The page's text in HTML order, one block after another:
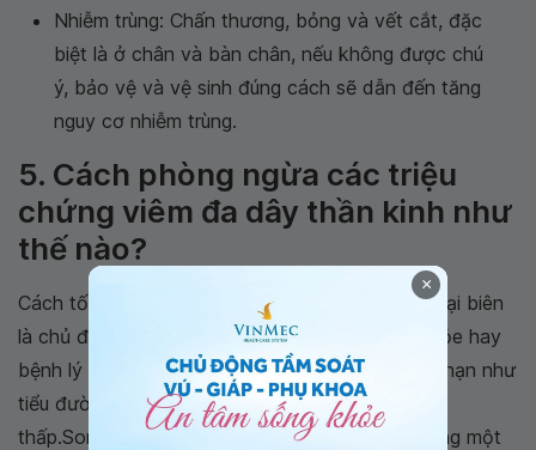
Nhiễm trùng: Chấn thương, bỏng và vết cắt, đặc
biệt là ở chân và bàn chân, nếu không được chú
ý, bảo vệ và vệ sinh đúng cách sẽ dẫn đến tăng
nguy cơ nhiễm trùng.
5. Cách phòng ngừa các triệu
chứng viêm đa dây thần kinh như
thế nào?
Cách tốt nhất để ngăn ngừa bệnh thần kinh ngoại biên
là chủ động kiểm soát tốt các tình trạng sức khỏe hay
bệnh lý khiến bạn có nguy cơ mắc bệnh, chẳng hạn như
tiểu đường, nghiện rượu hoặc viêm khớp dạng
thấp.Song song đó, chính bạn cũng cần xây dựng một
×